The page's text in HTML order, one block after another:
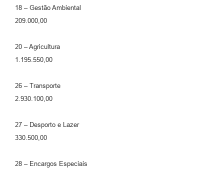
18 – Gestão Ambiental
209.000,00
20 – Agricultura
1.195.550,00
26 – Transporte
2.930.100,00
27 – Desporto e Lazer
330.500,00
28 – Encargos Especiais